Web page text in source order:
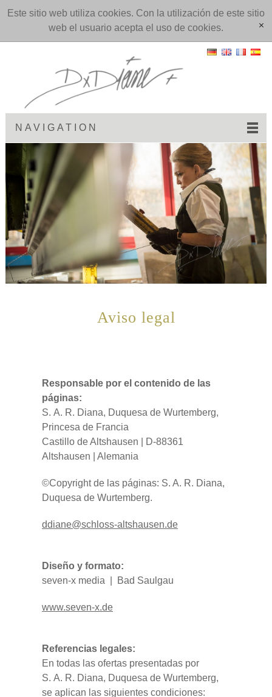
Este sitio web utiliza cookies. Con la utilización de este sitio
web el usuario acepta el uso de cookies.
[x]
NAVIGATION
Aviso legal
Responsable por el contenido de las
páginas:
S. A. R. Diana, Duquesa de Wurtemberg,
Princesa de Francia
Castillo de Altshausen | D-88361
Altshausen | Alemania
©Copyright de las páginas: S. A. R. Diana,
Duquesa de Wurtemberg.
dd n schl ss- ltsh s n d
Diseño y formato:
seven-x media | Bad Saulgau
www.seven-x.de
Referencias legales:
En todas las ofertas presentadas por
S. A. R. Diana, Duquesa de Wurtemberg,
se aplican las siguientes condiciones: